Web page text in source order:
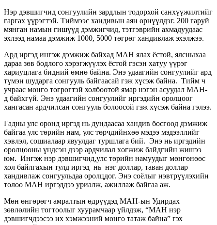
Нэр дэвшигчид сонгуулийн зардлын тодорхой санхүүжилтийг
гаргах үүрэгтэй. Тиймээс хандивын аян өрнүүлдэг. 200 гаруй
мянган намын гишүүд дэмжигчид, тэтгэврийн ахмадуудаас
эхлээд намаа дэмжиж 1000, 5000 төгрөг хандивлаж эхэлжээ.
Ард иргэд ингэж дэмжиж байхад МАН ялах ёстой, ялсныхаа
дараа зөв бодлого хэрэгжүүлэх ёстой гэсэн хатуу үүрэг
хариуцлага бидний өмнө байна. Энэ удаагийн сонгуулийг ард
түмэн шударга сонгууль байгаасай гэж хүсэж байна. Тийм ч
учраас мөнгө төгрөгтэй холбоотой ямар нэгэн асуудал МАН-
д байхгүй. Энэ удаагийн сонгуулийг иргэдийн оролцоог
хангасан ардчилсан сонгууль болоосой гэж хүсэж байна гэлээ.
Гадны улс оронд иргэд нь дундаасаа хандив босгоод дэмжиж
байгаа улс төрийн нам, улс төрчдийнхөө мэдээ мэдээллийг
хэвлэл, сошиалаар явуулдаг туршлага бий. Энэ нь иргэдийн
оролцооны үндсэн дээр ардчилал хөгжиж байдгийн жишээ
юм. Ингэж нэр дэвшигчид,улс төрийн намуудыг мөнгөнөөс
хол байлгахын тулд иргэд нь нэг доллар, таван доллар
хандивлаж сонгуульдаа оролцдог. Энэ соёлыг нэвтрүүлэхийн
төлөө МАН иргэддээ уриалж, ажиллаж байгаа аж.
Мөн өнгөрөгч амралтын өдрүүдэд МАН-ын Удирдах
зөвлөлийн тогтоолыг хуурамчаар үйлдэж, “МАН нэр
дэвшигчдээсээ их хэмжээний мөнгө татаж байна” гэх